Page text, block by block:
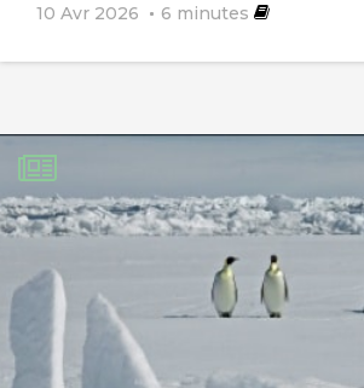
10 Avr 2026 6 minutes